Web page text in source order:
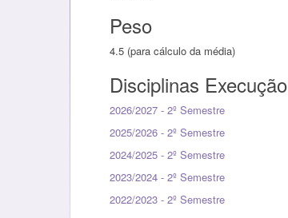
Peso
4.5 (para cálculo da média)
Disciplinas Execução
2026/2027 - 2º Semestre
2025/2026 - 2º Semestre
2024/2025 - 2º Semestre
2023/2024 - 2º Semestre
2022/2023 - 2º Semestre